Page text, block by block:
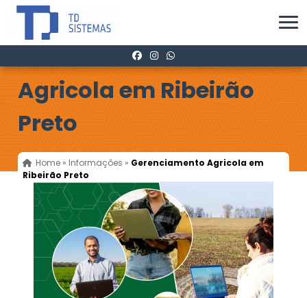
Gerenciamento
Agricola em Ribeirão
Preto
Home » Informações » Gerenciamento Agricola em
Ribeirão Preto